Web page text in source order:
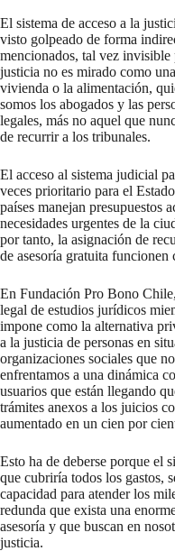
El sistema de acceso a la
visto golpeado de forma
mencionados, tal vez invisible
justicia no es mirado como
vivienda o la alimentación,
somos los abogados y las
legales, más no aquel que
de recurrir a los tribunales.
El acceso al sistema judicial
veces prioritario para el
países manejan presupuestos
necesidades urgentes de la
por tanto, la asignación de
de asesoría gratuita
En Fundación Pro Bono
legal de estudios jurídicos
impone como la alternativa
a la justicia de personas en
organizaciones sociales que
enfrentamos a una dinámica
usuarios que están llegando
trámites anexos a los juicios
aumentado en un cien por
Esto ha de deberse porque el
que cubriría todos los gastos,
capacidad para atender los
redunda que exista una
asesoría y que buscan en
justicia.